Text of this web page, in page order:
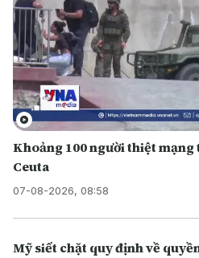
Khoảng 100 người thiệt
Ceuta
07-08-2026, 08:58
Mỹ siết chặt quy định về